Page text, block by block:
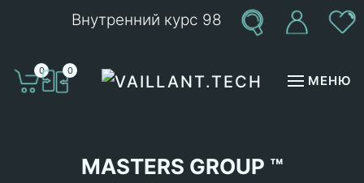
Внутренний курс 98
0 0
МЕНЮ
MASTERS GROUP ™